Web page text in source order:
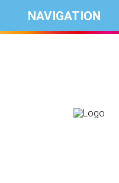
NAVIGATION